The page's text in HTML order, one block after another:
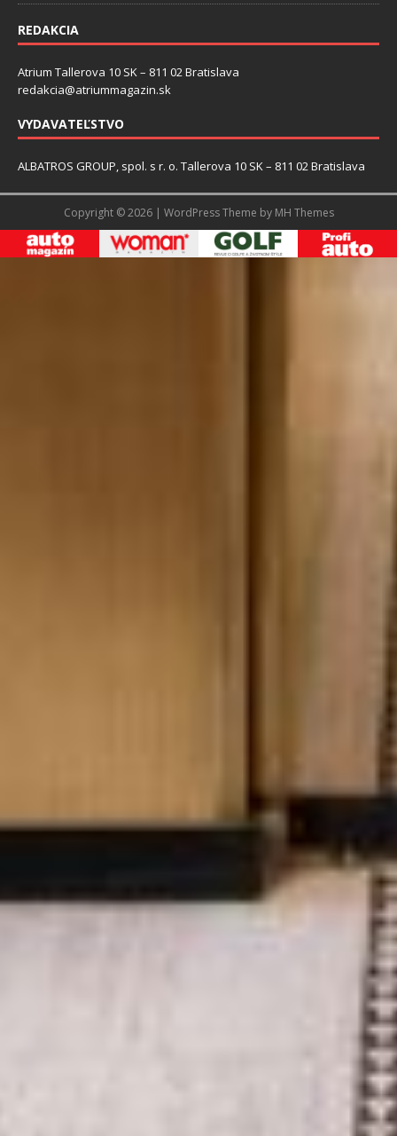
REDAKCIA
Atrium Tallerova 10 SK – 811 02 Bratislava
redakcia@atriummagazin.sk
VYDAVATEĽSTVO
ALBATROS GROUP, spol. s r. o. Tallerova 10 SK – 811 02 Bratislava
Copyright © 2026 | WordPress Theme by MH Themes